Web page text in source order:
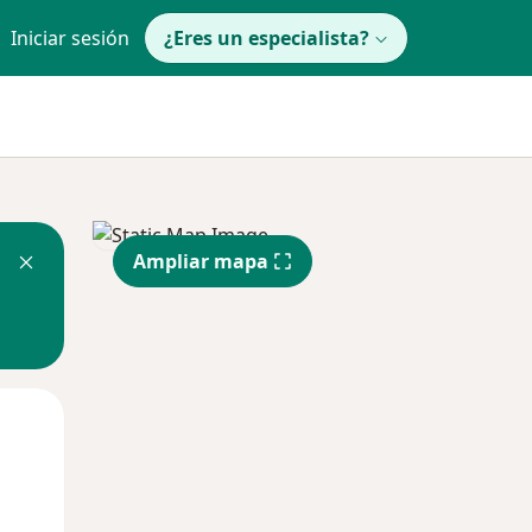
Iniciar sesión ¿Eres un especialista?
Ampliar mapa